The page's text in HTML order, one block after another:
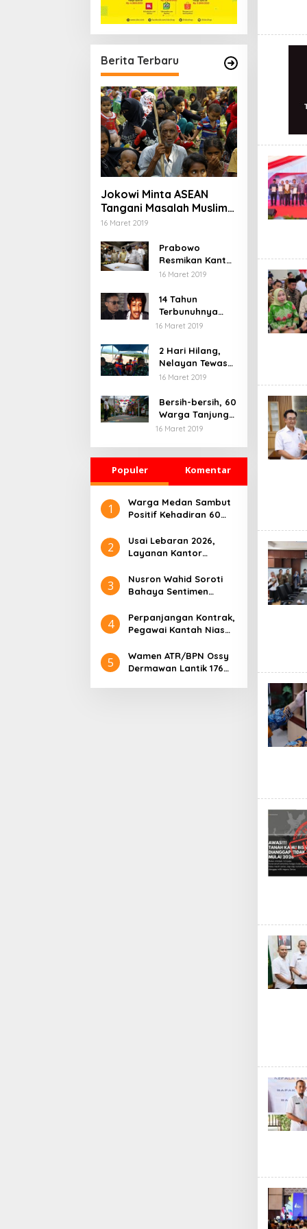
Berita Terbaru
Jokowi Minta ASEAN
Tangani Masalah Muslim
Rohingya di Rakhine
16 Maret 2019
Prabowo
Resmikan Kantor
DPD Gerindra di
16 Maret 2019
14 Tahun
Terbunuhnya
Munir, Polri
Tim Khusus
16 Maret 2019
2 Hari Hilang,
Nelayan Tewas
Mengambang di
Cipalawah Garut
16 Maret 2019
Bersih-bersih, 60
Warga Tanjung
Priok Ikuti
Karya
16 Maret 2019
Populer Komentar
1
Warga Medan Sambut
Positif Kehadiran 60
hingga Desember 2024
2
Usai Lebaran 2026,
Layanan Kantor
Selatan Kembali
Normal
3
Nusron Wahid Soroti
Bahaya Sentimen
Keputusan Harus Adil
dan Hati-Hati
4
Perpanjangan Kontrak,
Pegawai Kantah Nias
Masyarakat dengan
Hati
5
Wamen ATR/BPN Ossy
Dermawan Lantik 176